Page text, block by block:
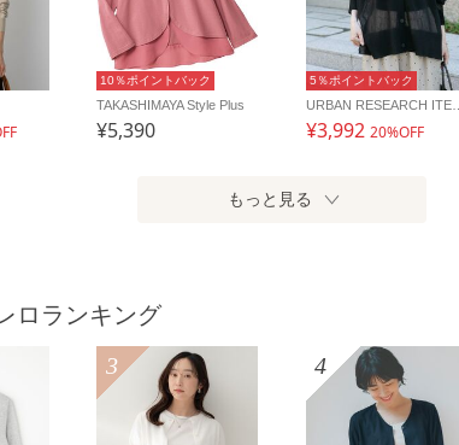
10％ポイントバック
TAKASHIMAYA Style Plus
¥5,390
5％ポイントバック
URBAN RESEARCH ITEMS
¥3,992 20%OFF
もっと見る
ロランキング
3 4